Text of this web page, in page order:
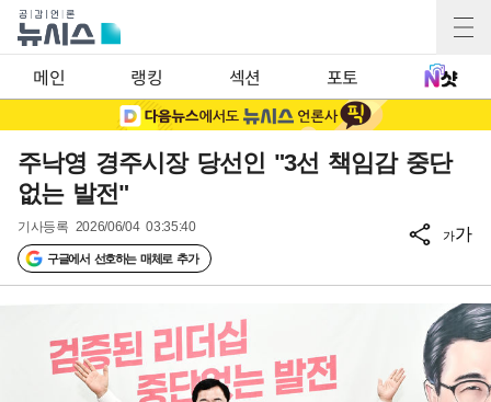
메인 랭킹 섹션 포토
주낙영 경주시장 당선인 "3선 책임감 중단
없는 발전"
기사등록 2026/06/04 03:35:40
구글에서 선호하는 매체로 추가
가가